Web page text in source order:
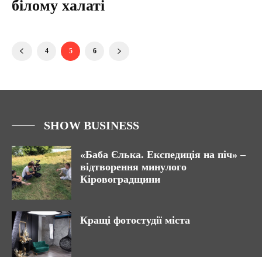
білому халаті
4 5 6
SHOW BUSINESS
«Баба Єлька. Експедиція на піч» –
відтворення минулого
Кіровоградщини
Кращі фотостудії міста